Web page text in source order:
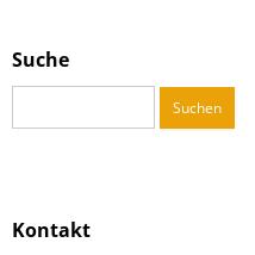
Suche
nach:
Kontakt